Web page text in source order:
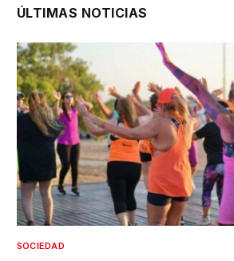
ÚLTIMAS NOTICIAS
SOCIEDAD